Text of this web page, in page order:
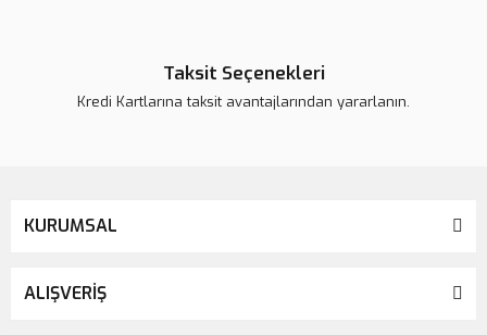
Taksit Seçenekleri
Kredi Kartlarına taksit avantajlarından yararlanın.
KURUMSAL
ALIŞVERİŞ